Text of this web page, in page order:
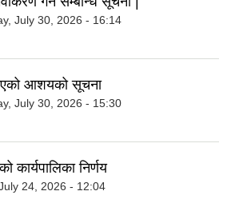
July 30, 2026 - 16:14
आशयको सूचना
July 30, 2026 - 15:30
निर्णय
24, 2026 - 12:04